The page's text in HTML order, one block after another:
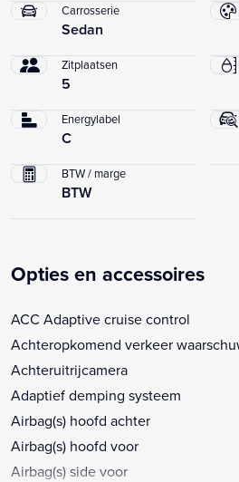
Carrosserie
Sedan
Zitplaatsen
5
Energylabel
C
BTW / marge
BTW
Opties en accessoires
ACC Adaptive cruise control
Achteropkomend verkeer
Achteruitrijcamera
Adaptief demping systeem
Airbag(s) hoofd achter
Airbag(s) hoofd voor
Airbag(s) side voor